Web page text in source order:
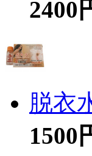
2400
脱衣
1500